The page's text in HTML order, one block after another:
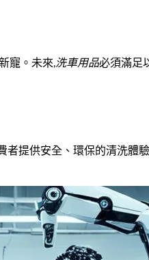
寵。未來,洗車用品必須滿足
者提供安全、環保的清洗體驗